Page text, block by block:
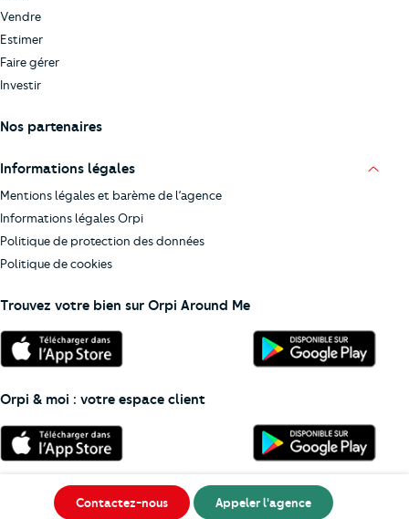
Vendre
Estimer
Faire gérer
Investir
Nos partenaires
Informations légales
Mentions légales et barème de l’agence
Informations légales Orpi
Politique de protection des données
Politique de cookies
Trouvez votre bien sur Orpi Around Me
Orpi & moi : votre espace client
Contactez-nous Appeler l'agence